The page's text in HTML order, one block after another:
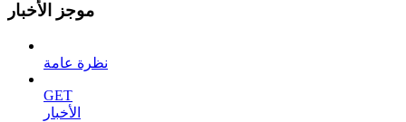
موجز الأخبار
نظرة عامة
GET
الأخبار